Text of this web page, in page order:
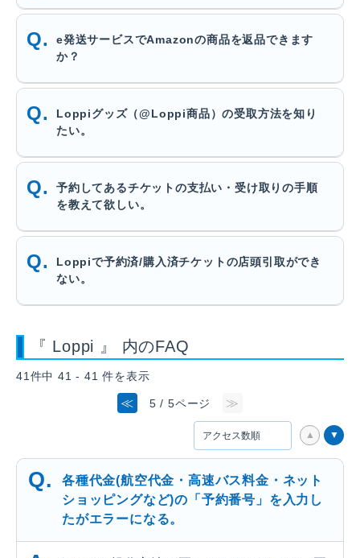
e発送サービスでAmazonの商品を返品できます
か？
Loppiグッズ（@Loppi商品）の受取方法を知り
たい。
予約してあるチケットの支払い・受け取りの手順
を教えて欲しい。
Loppiで予約済/購入済チケットの店頭引取ができ
ない。
『 Loppi 』 内のFAQ
41件中 41 - 41 件を表示
≪ 5 / 5ページ ≫
各種代金(航空代金・高速バス料金・ネット
ショッピングなど)の「予約番号」を入力し
たがエラーになる。